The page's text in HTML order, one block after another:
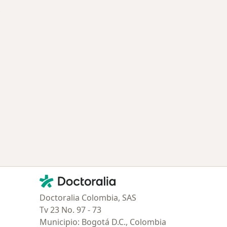
Contacto
Doctoralia - Página de inicio
Doctoralia Colombia, SAS
Tv 23 No. 97 - 73
Municipio: Bogotá D.C., Colombia